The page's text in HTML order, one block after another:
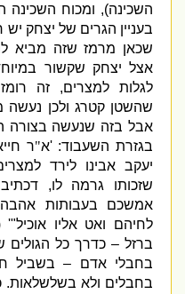
השכינה),ומכוח השכינה
בעניין הגרים של יצחק יש
שכאן מרמז שזה מביא
אצל יצחק שקשור במיוחד
לגלות למצרים,זה רומז
שהשטן קטרג ולכן נעשה
אבל בזה שנעשה בצורה
בגזרת השעבוד: 'א "ר
יעקב אבינו לירד
שזכותו גרמה לו
,דכתיב(
אמשכם בעבותות אהבה
לחיהם ואט אליו אוכיל"' (
ברזל – כדרך כל הגולים
בחבלי אדם –
בשביל
בחבלים ולא בשלשלאות.